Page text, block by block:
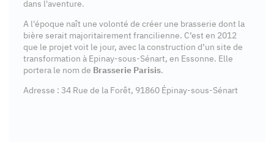
dans l'aventure.
A l'époque naît une volonté de créer une brasserie dont la
bière serait majoritairement francilienne. C’est en 2012
que le projet voit le jour, avec la construction d’un site de
transformation à Epinay-sous-Sénart, en Essonne. Elle
portera le nom de Brasserie Parisis.
Adresse : 34 Rue de la Forêt, 91860 Épinay-sous-Sénart